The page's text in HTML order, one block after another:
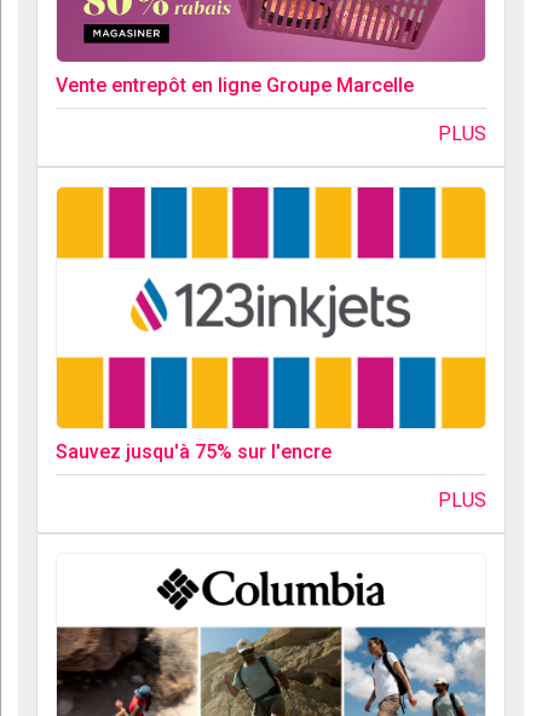
Vente entrepôt en ligne Groupe Marcelle
PLUS
Sauvez jusqu'à 75% sur l'encre
PLUS